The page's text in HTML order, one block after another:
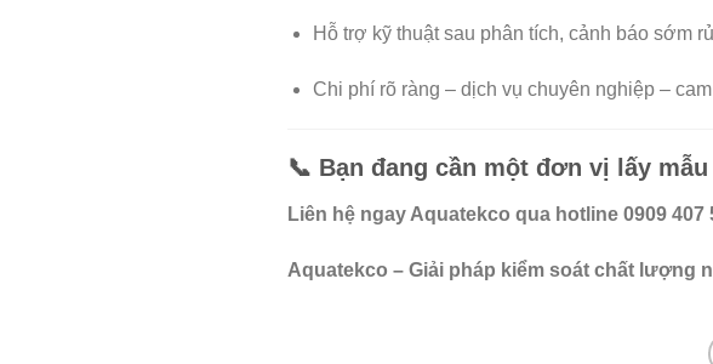
Hỗ trợ kỹ thuật sau phân tích, cảnh báo sớm
Chi phí rõ ràng – dịch vụ chuyên nghiệp –
📞 Bạn đang cần một đơn vị lấy
Liên hệ ngay Aquatekco qua hotline 0909 407
Aquatekco – Giải pháp kiểm soát chất lượng